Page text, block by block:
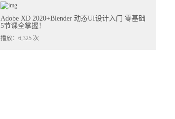
Adobe XD 2020+Blender 动态UI设计入门 零基础
5节课全掌握！
播放：6,325 次